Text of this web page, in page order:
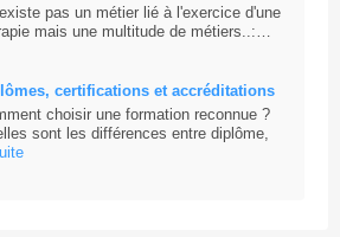
pas un métier lié à l'exercice d'une
mais une multitude de métiers..:…
certifications et accréditations
choisir une formation reconnue ?
sont les différences entre diplôme,